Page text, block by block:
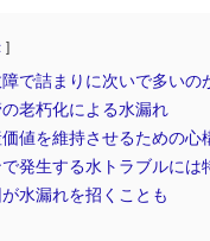
で詰まりに次いで多いの
老朽化による水漏れ
値を維持させるための心
発生する水トラブルには
水漏れを招くことも